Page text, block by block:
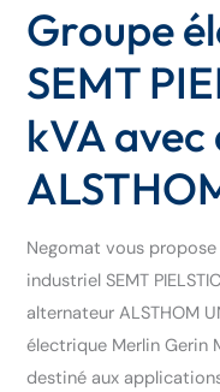
Groupe
SEMT
kVA
Negomat vous
industriel SEMT
alternateur ALSTHOM
électrique Merlin Gerin
destiné aux